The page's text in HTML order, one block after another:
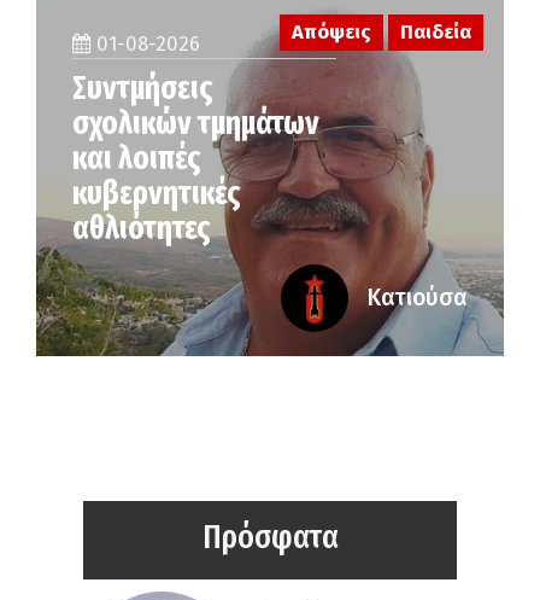
01-08-2026
Συντμήσεις
σχολικών τμημάτων
και λοιπές
κυβερνητικές
αθλιότητες
Απόψεις Παιδεία
Κατιούσα
Πρόσφατα